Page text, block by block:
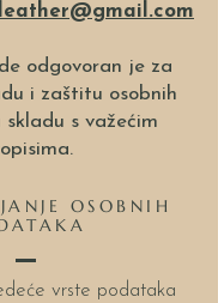
odgovoran je za
i zaštitu osobnih
s važećim
OSOBNIH
vrste podataka